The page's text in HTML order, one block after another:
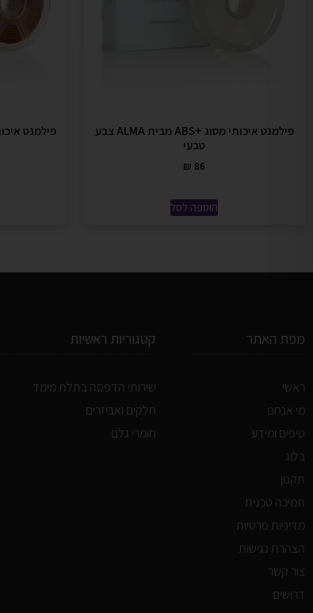
פילמנט איכותי מסוג +ABS מבית ALMA צבע
טבעי
₪ 86
הוספה לסל
מפת האתר
ראשי
מי אנחנו
טיפים ומידע
בלוג
תקנון
תמיכה טכנית
מדיניות פרטיות
הצהרת נגישות
צור קשר
דרושים
קטגוריות ראשיות
שירותי הדפסה בתלת מימד
חלקים ואביזרים
חומרי גלם